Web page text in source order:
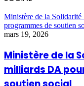
Ministère de la
programmes de soutien
mars 19, 2026
Ministère de la
milliards DA